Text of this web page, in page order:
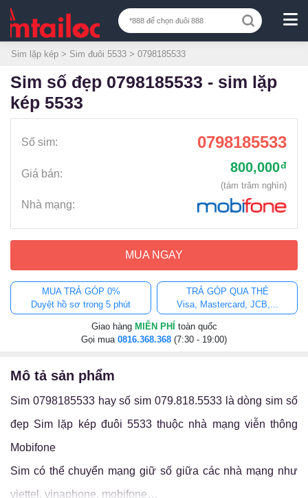
Sim lặp kép > Sim đuôi 5533 > 0798185533
sim số đẹp 0798185533 - sim lặp
kép 5533
Số sim: 0798185533
Giá bán: 800,000đ
(tám trăm nghìn)
Nhà mạng:
MUA NGAY
MUA TRẢ GÓP 0%
Duyệt hồ sơ trong 5 phút
TRẢ GÓP QUA THẺ
Visa, Mastercard, JCB,...
Giao hàng MIỄN PHÍ toàn quốc
Gọi mua 0816.368.368 (7:30 - 19:00)
mô tả sản phẩm
Sim 0798185533 hay số sim 079.818.5533 là dòng sim số
đẹp Sim lặp kép đuôi 5533 thuộc nhà mạng viễn thông
Mobifone
Sim có thể chuyển mạng giữ số giữa các nhà mạng như
viettel, vinaphone, mobifone…